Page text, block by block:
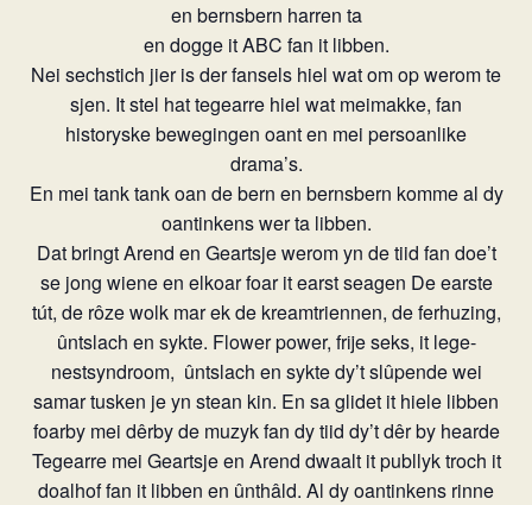
en bernsbern harren ta
en dogge it ABC fan it libben.
Nei sechstich jier is der fansels hiel wat om op werom te
sjen. It stel hat tegearre hiel wat meimakke, fan
historyske bewegingen oant en mei persoanlike
drama’s.
En mei tank tank oan de bern en bernsbern komme al dy
oantinkens wer ta libben.
Dat bringt Arend en Geartsje werom yn de tiid fan doe’t
se jong wiene en elkoar foar it earst seagen De earste
tút, de rôze wolk mar ek de kreamtriennen, de ferhuzing,
ûntslach en sykte. Flower power, frije seks, it lege-
nestsyndroom, ûntslach en sykte dy’t slûpende wei
samar tusken je yn stean kin. En sa glidet it hiele libben
foarby mei dêrby de muzyk fan dy tiid dy’t dêr by hearde
Tegearre mei Geartsje en Arend dwaalt it publlyk troch it
doalhof fan it libben en ûnthâld. Al dy oantinkens rinne